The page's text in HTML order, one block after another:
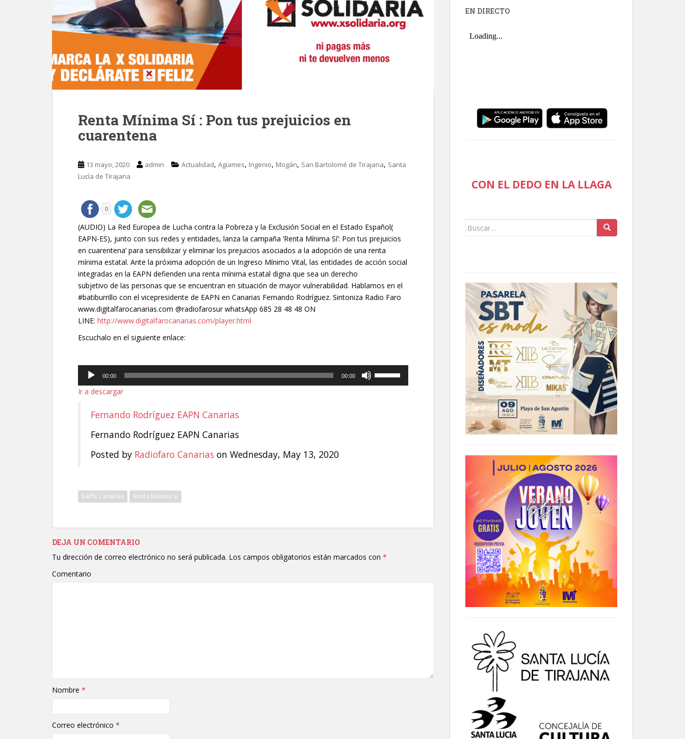
Renta Mínima Sí : Pon tus prejuicios en
cuarentena
13 mayo, 2020 admin Actualidad, Agüimes, Ingenio, Mogán, San Bartolomé de Tirajana, Santa
Lucía de Tirajana
0
(AUDIO) La Red Europea de Lucha contra la Pobreza y la Exclusión Social en el Estado Español(
EAPN-ES), junto con sus redes y entidades, lanza la campaña ‘Renta Mínima Sí’: Pon tus prejuicios
en cuarentena’ para sensibilizar y eliminar los prejuicios asociados a la adopción de una renta
mínima estatal. Ante la próxima adopción de un Ingreso Mínimo Vital, las entidades de acción social
integradas en la EAPN defienden una renta mínima estatal digna que sea un derecho
subjetivo de las personas que se encuentran en situación de mayor vulnerabilidad. Hablamos en el
#batiburrillo con el vicepresidente de EAPN en Canarias Fernando Rodríguez. Sintoniza Radio Faro
www.digitalfarocanarias.com @radiofarosur whatsApp 685 28 48 48 ON
LINE: http://www.digitalfarocanarias.com/player.html
Escuchalo en el siguiente enlace:
Reproductor
audio
00:00 00:00
Ir a descargar
Fernando Rodríguez EAPN Canarias
Fernando Rodríguez EAPN Canarias
Posted by Radiofaro Canarias on Wednesday, May 13, 2020
EAPN Canarias Renta Minima Sí
DEJA UN COMENTARIO
Tu dirección de correo electrónico no será publicada. Los campos obligatorios están marcados con *
Comentario
Nombre *
Correo electrónico *
EN DIRECTO
CON EL DEDO EN LA LLAGA
Buscar: